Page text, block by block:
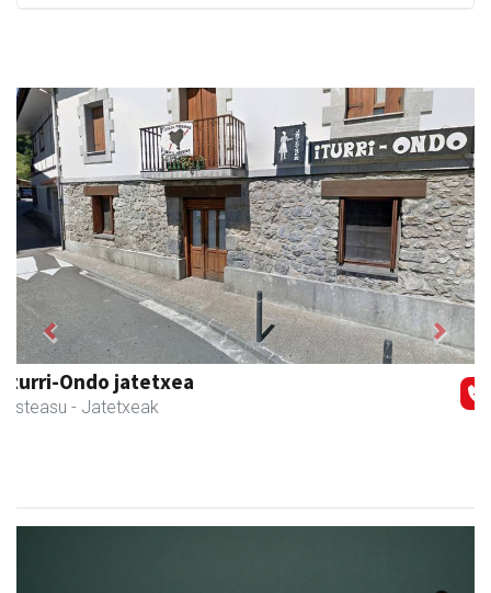
Skinter ontziratzeak
Asteasu - Ontziratzeak
Previous Next